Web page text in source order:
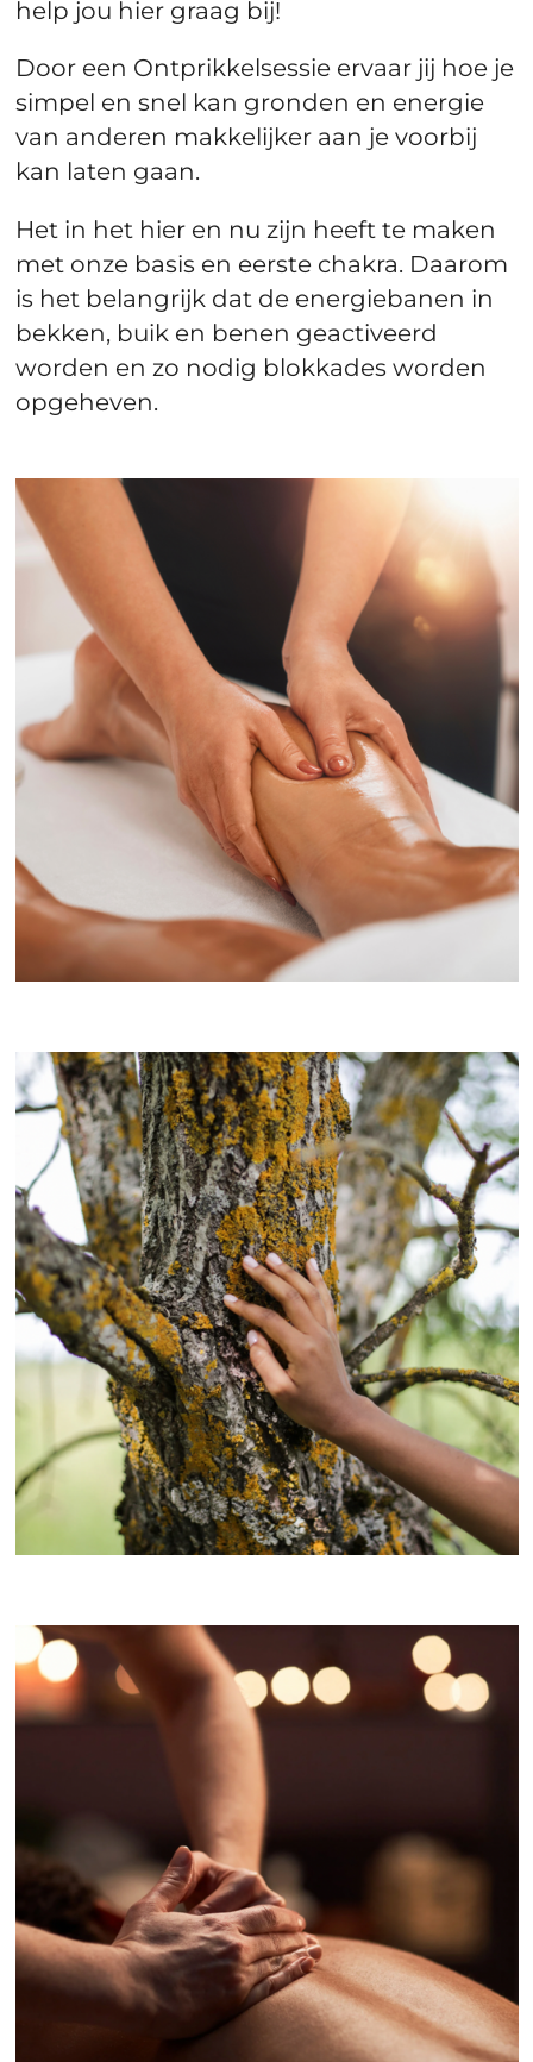
help jou hier graag bij!
Door een Ontprikkelsessie ervaar jij hoe je
simpel en snel kan gronden en energie
van anderen makkelijker aan je voorbij
kan laten gaan.
Het in het hier en nu zijn heeft te maken
met onze basis en eerste chakra. Daarom
is het belangrijk dat de energiebanen in
bekken, buik en benen geactiveerd
worden en zo nodig blokkades worden
opgeheven.